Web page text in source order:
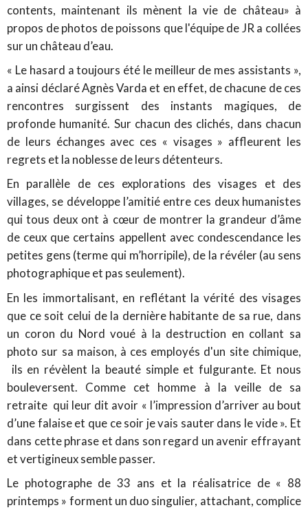
contents, maintenant ils mènent la vie de château» à
propos de photos de poissons que l'équipe de JR a collées
sur un château d’eau.
« Le hasard a toujours été le meilleur de mes assistants »,
a ainsi déclaré Agnès Varda et en effet, de chacune de ces
rencontres surgissent des instants magiques, de
profonde humanité. Sur chacun des clichés, dans chacun
de leurs échanges avec ces « visages » affleurent les
regrets et la noblesse de leurs détenteurs.
En parallèle de ces explorations des visages et des
villages, se développe l’amitié entre ces deux humanistes
qui tous deux ont à cœur de montrer la grandeur d’âme
de ceux que certains appellent avec condescendance les
petites gens (terme qui m’horripile), de la révéler (au sens
photographique et pas seulement).
En les immortalisant, en reflétant la vérité des visages
que ce soit celui de la dernière habitante de sa rue, dans
un coron du Nord voué à la destruction en collant sa
photo sur sa maison, à ces employés d'un site chimique,
ils en révèlent la beauté simple et fulgurante. Et nous
bouleversent. Comme cet homme à la veille de sa
retraite qui leur dit avoir « l’impression d’arriver au bout
d’une falaise et que ce soir je vais sauter dans le vide ». Et
dans cette phrase et dans son regard un avenir effrayant
et vertigineux semble passer.
Le photographe de 33 ans et la réalisatrice de « 88
printemps » forment un duo singulier, attachant, complice